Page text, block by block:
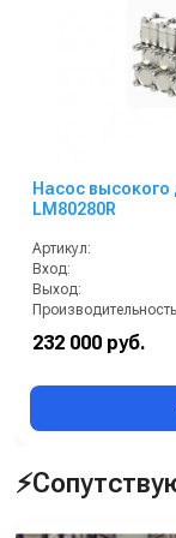
Насос
LM80280R
Артикул:
Вход:
Выход:
Страна-
232 000 руб.